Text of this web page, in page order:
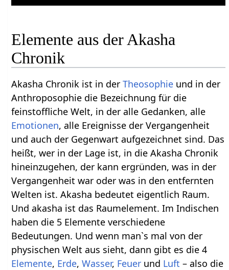
Elemente aus der Akasha
Chronik
Akasha Chronik ist in derTheosophie und in der
Anthroposophie die Bezeichnung für die
feinstoffliche Welt, in der alle Gedanken, alle
Emotionen, alle Ereignisse der Vergangenheit
und auch der Gegenwart aufgezeichnet sind. Das
heißt, wer in der Lage ist, in die Akasha Chronik
hineinzugehen, der kann ergründen, was in der
Vergangenheit war oder was in den entfernten
Welten ist. Akasha bedeutet eigentlich Raum.
Und akasha ist das Raumelement. Im Indischen
haben die 5 Elemente verschiedene
Bedeutungen. Und wenn man`s mal von der
physischen Welt aus sieht, dann gibt es die 4
Elemente, Erde,Wasser, Feuer und Luft – also die